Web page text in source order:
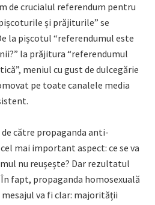
de crucialul referendum pentru
și prăjiturile” se
la pișcotul “referendumul este
la prăjitura “referendumul
meniul cu gust de dulcegărie
pe toate canalele media
de către propaganda anti-
mai important aspect: ce se va
nu reușește? Dar rezultatul
fapt, propaganda homosexuală
va fi clar: majorității